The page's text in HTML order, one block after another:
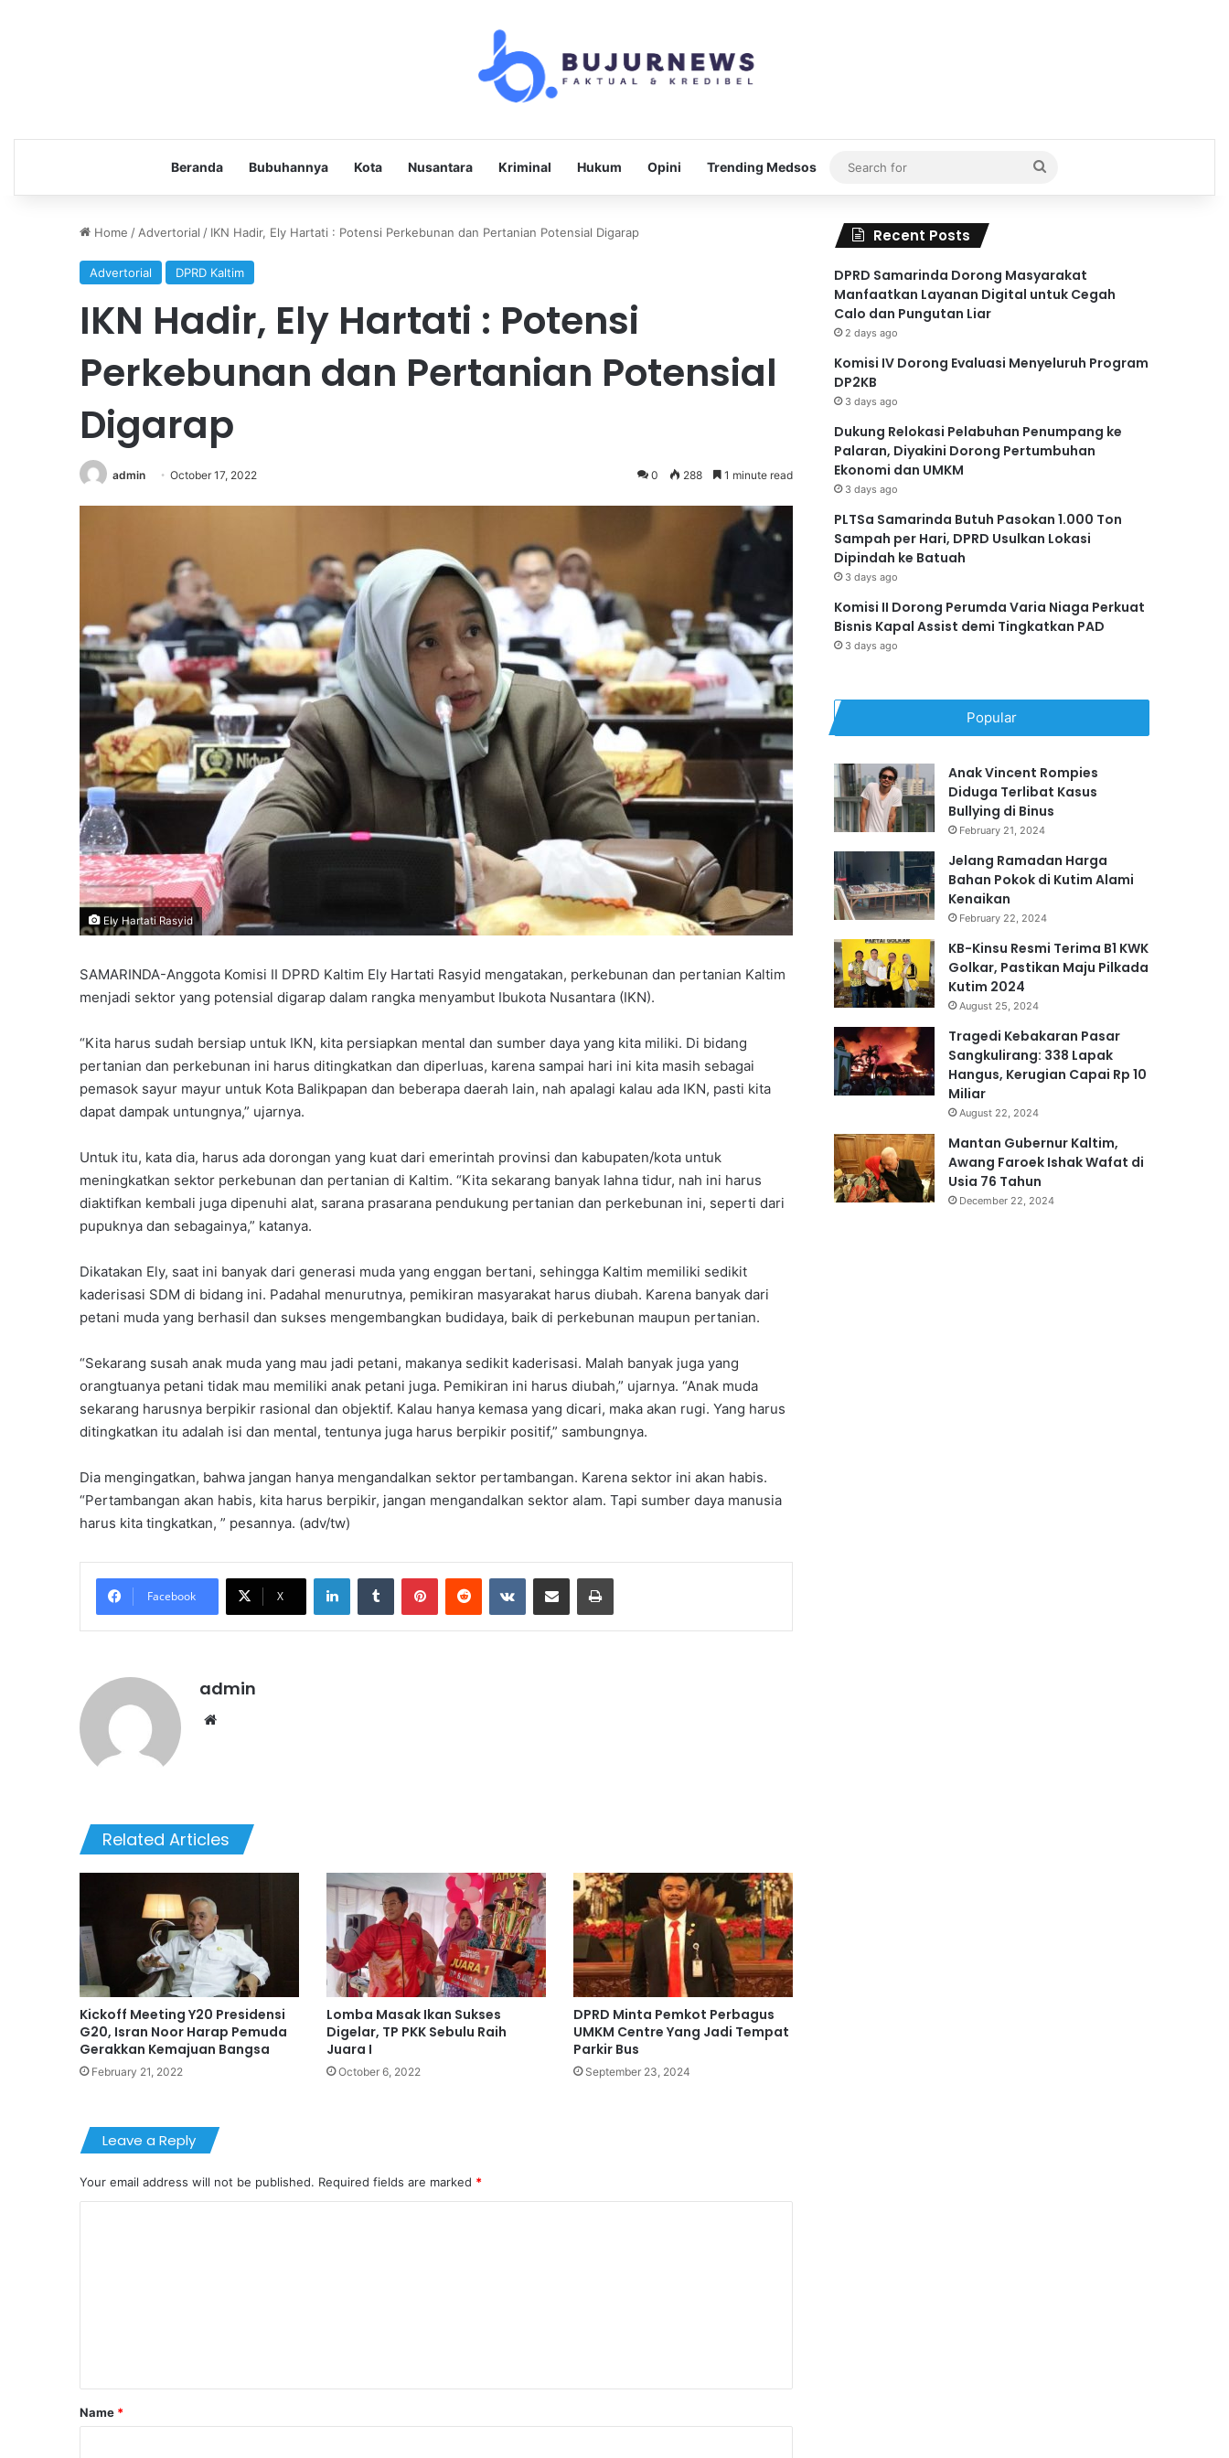
Beranda Bubuhannya Kota Nusantara Kriminal Hukum Opini Trending Medsos
Search
for
Home / Advertorial / IKN Hadir, Ely Hartati : Potensi Perkebunan dan Pertanian Potensial Digarap
Advertorial DPRD Kaltim
IKN Hadir, Ely Hartati : Potensi
Perkebunan dan Pertanian Potensial
Digarap
admin October 17, 2022 0 288 1 minute read
Ely Hartati Rasyid
SAMARINDA-Anggota Komisi II DPRD Kaltim Ely Hartati Rasyid mengatakan, perkebunan dan pertanian Kaltim
menjadi sektor yang potensial digarap dalam rangka menyambut Ibukota Nusantara (IKN).
“Kita harus sudah bersiap untuk IKN, kita persiapkan mental dan sumber daya yang kita miliki. Di bidang
pertanian dan perkebunan ini harus ditingkatkan dan diperluas, karena sampai hari ini kita masih sebagai
pemasok sayur mayur untuk Kota Balikpapan dan beberapa daerah lain, nah apalagi kalau ada IKN, pasti kita
dapat dampak untungnya,” ujarnya.
Untuk itu, kata dia, harus ada dorongan yang kuat dari emerintah provinsi dan kabupaten/kota untuk
meningkatkan sektor perkebunan dan pertanian di Kaltim. “Kita sekarang banyak lahna tidur, nah ini harus
diaktifkan kembali juga dipenuhi alat, sarana prasarana pendukung pertanian dan perkebunan ini, seperti dari
pupuknya dan sebagainya,” katanya.
Dikatakan Ely, saat ini banyak dari generasi muda yang enggan bertani, sehingga Kaltim memiliki sedikit
kaderisasi SDM di bidang ini. Padahal menurutnya, pemikiran masyarakat harus diubah. Karena banyak dari
petani muda yang berhasil dan sukses mengembangkan budidaya, baik di perkebunan maupun pertanian.
“Sekarang susah anak muda yang mau jadi petani, makanya sedikit kaderisasi. Malah banyak juga yang
orangtuanya petani tidak mau memiliki anak petani juga. Pemikiran ini harus diubah,” ujarnya. “Anak muda
sekarang harusnya berpikir rasional dan objektif. Kalau hanya kemasa yang dicari, maka akan rugi. Yang harus
ditingkatkan itu adalah isi dan mental, tentunya juga harus berpikir positif,” sambungnya.
Dia mengingatkan, bahwa jangan hanya mengandalkan sektor pertambangan. Karena sektor ini akan habis.
“Pertambangan akan habis, kita harus berpikir, jangan mengandalkan sektor alam. Tapi sumber daya manusia
harus kita tingkatkan, ” pesannya. (adv/tw)
Facebook X
admin
Related Articles
Kickoff Meeting Y20 Presidensi
G20, Isran Noor Harap Pemuda
Gerakkan Kemajuan Bangsa
February 21, 2022
Lomba Masak Ikan Sukses
Digelar, TP PKK Sebulu Raih
Juara I
October 6, 2022
DPRD Minta Pemkot Perbagus
UMKM Centre Yang Jadi Tempat
Parkir Bus
September 23, 2024
Leave a Reply
Your email address will not be published. Required fields are marked *
*
Name *
Recent Posts
DPRD Samarinda Dorong Masyarakat
Manfaatkan Layanan Digital untuk Cegah
Calo dan Pungutan Liar
2 days ago
Komisi IV Dorong Evaluasi Menyeluruh Program
DP2KB
3 days ago
Dukung Relokasi Pelabuhan Penumpang ke
Palaran, Diyakini Dorong Pertumbuhan
Ekonomi dan UMKM
3 days ago
PLTSa Samarinda Butuh Pasokan 1.000 Ton
Sampah per Hari, DPRD Usulkan Lokasi
Dipindah ke Batuah
3 days ago
Komisi II Dorong Perumda Varia Niaga Perkuat
Bisnis Kapal Assist demi Tingkatkan PAD
3 days ago
Popular
Anak Vincent Rompies
Diduga Terlibat Kasus
Bullying di Binus
February 21, 2024
Jelang Ramadan Harga
Bahan Pokok di Kutim Alami
Kenaikan
February 22, 2024
KB-Kinsu Resmi Terima B1 KWK
Golkar, Pastikan Maju Pilkada
Kutim 2024
August 25, 2024
Tragedi Kebakaran Pasar
Sangkulirang: 338 Lapak
Hangus, Kerugian Capai Rp 10
Miliar
August 22, 2024
Mantan Gubernur Kaltim,
Awang Faroek Ishak Wafat di
Usia 76 Tahun
December 22, 2024